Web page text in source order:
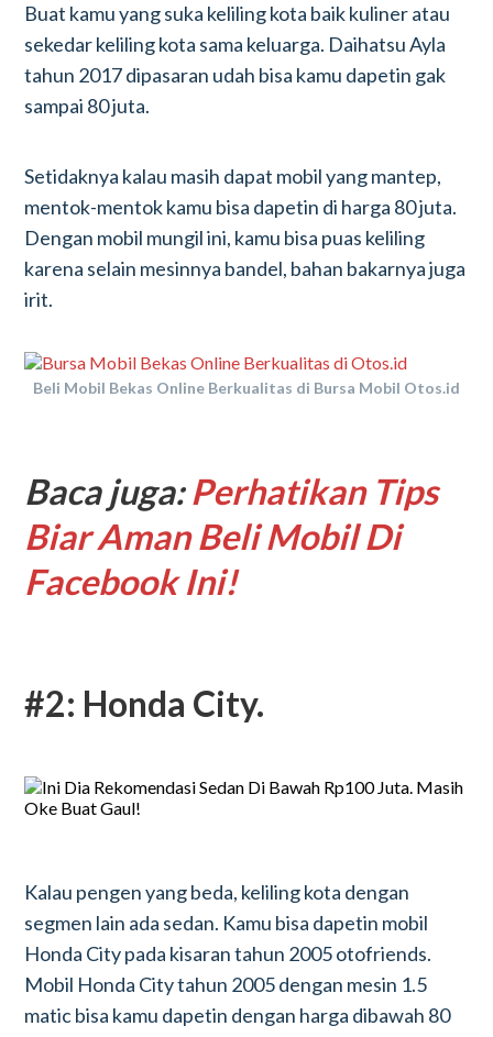
Buat kamu yang suka keliling kota baik kuliner atau
sekedar keliling kota sama keluarga. Daihatsu Ayla
tahun 2017 dipasaran udah bisa kamu dapetin gak
sampai 80 juta.
Setidaknya kalau masih dapat mobil yang mantep,
mentok-mentok kamu bisa dapetin di harga 80 juta.
Dengan mobil mungil ini, kamu bisa puas keliling
karena selain mesinnya bandel, bahan bakarnya juga
irit.
Beli Mobil Bekas Online Berkualitas di Bursa Mobil Otos.id
Baca juga:Perhatikan Tips
Biar Aman Beli Mobil Di
Facebook Ini!
#2: Honda City.
Kalau pengen yang beda, keliling kota dengan
segmen lain ada sedan. Kamu bisa dapetin mobil
Honda City pada kisaran tahun 2005 otofriends.
Mobil Honda City tahun 2005 dengan mesin 1.5
matic bisa kamu dapetin dengan harga dibawah 80